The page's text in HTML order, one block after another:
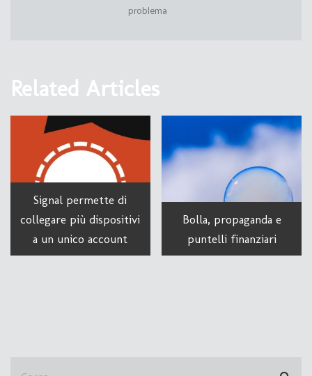
problema
Related Articles
Signal permette di
collegare più dispositivi
a un unico account
Bolla, propaganda e
puntelli finanziari